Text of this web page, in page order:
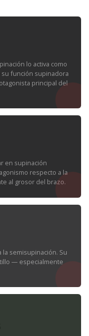
lo activa como
función supinadora
principal del
en supinación
respecto a la
al grosor del brazo.
la semisupinación. Su
— especialmente